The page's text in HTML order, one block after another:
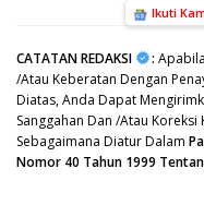
Ikuti
CATATAN REDAKSI :
/Atau Keberatan Dengan
Diatas, Anda Dapat
Sanggahan Dan /Atau Koreksi
Sebagaimana Diatur Dalam
Nomor 40 Tahun 1999